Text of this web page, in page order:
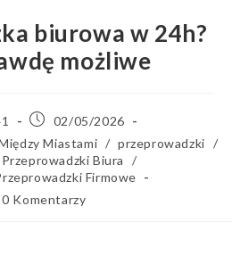
biurowa w 24h?
możliwe
02/05/2026
Miastami / przeprowadzki /
Przeprowadzki Biura
/
Firmowe
0 Komentarzy